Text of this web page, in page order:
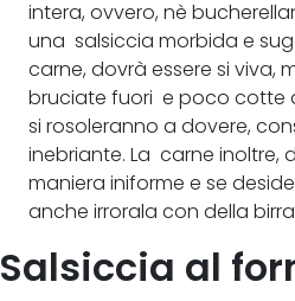
intera, ovvero, nè
una salsiccia morbida e
carne, dovrà essere si viva,
bruciate fuori e poco cotte
si rosoleranno a dovere,
inebriante. La carne inoltre,
maniera iniforme e se
anche irrorala con della
Salsiccia al